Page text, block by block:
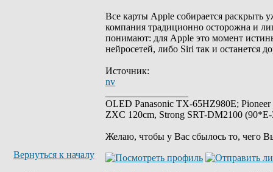
Все карты Apple собирается
компания традиционно осторожна и
понимают: для Apple это момент
нейросетей, либо Siri так и останется
Источник:
nv
OLED Panasonic TX-65HZ980E;
ZXC 120cm, Strong SRT-DM2100
Желаю, чтобы у Вас сбылось то, чего
Вернуться к началу